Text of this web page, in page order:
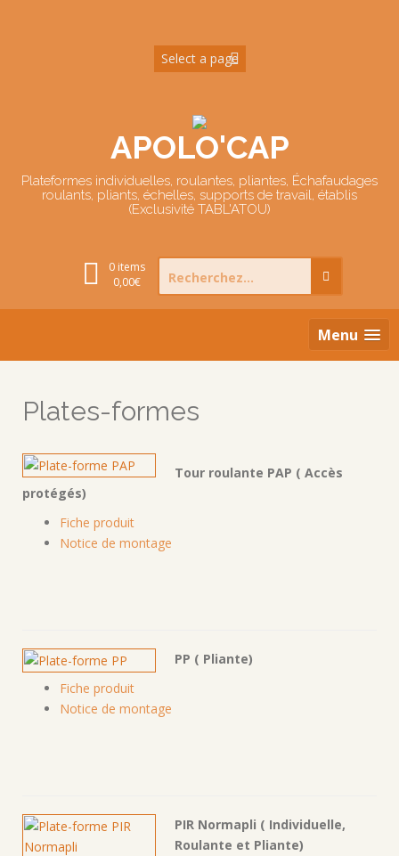
APOLO'CAP
Plateformes individuelles, roulantes, pliantes, Échafaudages
roulants, pliants, échelles, supports de travail, établis
(Exclusivité TABL'ATOU)
0 items
0,00€
Search
for:
Menu
Plates-formes
Tour roulante PAP ( Accès
protégés)
Fiche produit
Notice de montage
PP ( Pliante)
Fiche produit
Notice de montage
PIR Normapli ( Individuelle,
Roulante et Pliante)